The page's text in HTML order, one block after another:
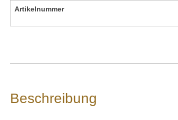
Artikelnummer
Beschreibung